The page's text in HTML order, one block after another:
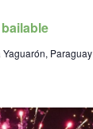
Yaguarón, Paraguay